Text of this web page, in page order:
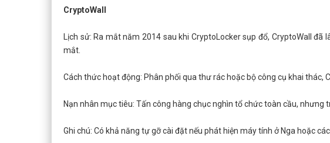
CryptoWall
Lịch sử: Ra mắt năm 2014 sau khi CryptoLocker sụp đổ, CryptoWall
mắt.
Cách thức hoạt động: Phân phối qua thư rác hoặc bộ công cụ khai thác,
Nạn nhân mục tiêu: Tấn công hàng chục nghìn tổ chức toàn cầu, nhưng
Ghi chú: Có khả năng tự gỡ cài đặt nếu phát hiện máy tính ở Nga hoặc